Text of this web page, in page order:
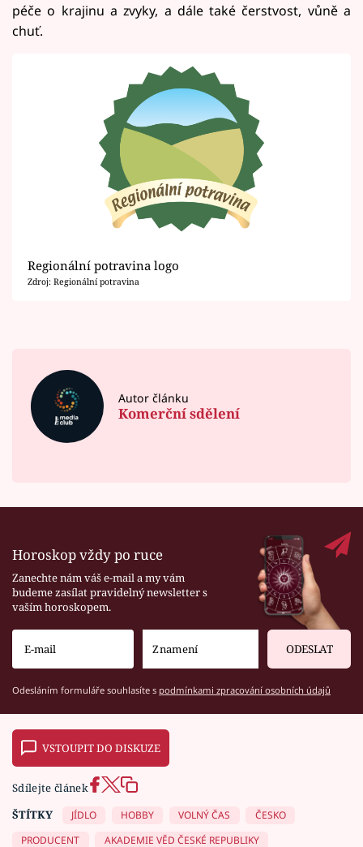
péče o krajinu a zvyky, a dále také čerstvost, vůně a
chuť.
Regionální potravina logo
Zdroj: Regionální potravina
Autor článku
Komerční sdělení
Horoskop vždy po ruce
Zanechte nám váš e-mail a my vám
budeme zasílat pravidelný newsletter s
vaším horoskopem.
ODESLAT
Odesláním formuláře souhlasíte s podmínkami zpracování osobních údajů
VSTOUPIT DO DISKUZE
Sdílejte článek
ŠTÍTKY
JÍDLO HOBBY VOLNÝ ČAS
ČESKO
PRODUCENT
AKADEMIE VĚD ČESKÉ REPUBLIKY